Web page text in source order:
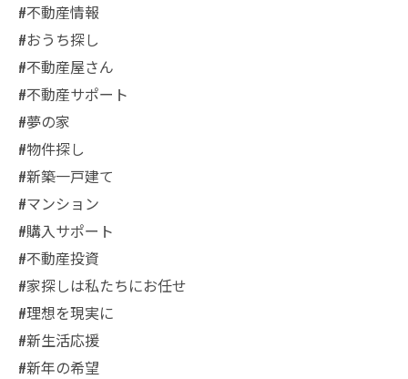
#不動産情報
#おうち探し
#不動産屋さん
#不動産サポート
#夢の家
#物件探し
#新築一戸建て
#マンション
#購入サポート
#不動産投資
#家探しは私たちにお任せ
#理想を現実に
#新生活応援
#新年の希望